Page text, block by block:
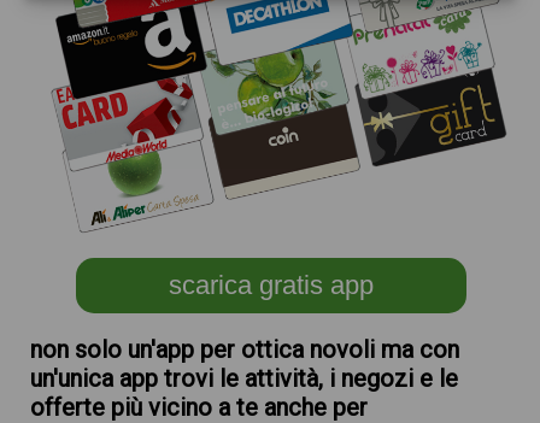
scarica gratis app
non solo un'app per ottica novoli ma con
un'unica app trovi le attività, i negozi e le
offerte più vicino a te anche per